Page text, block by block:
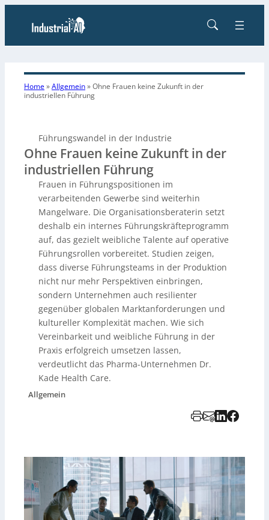
Home»Allgemein»Ohne Frauen keine Zukunft in der
industriellen Führung
Führungswandel in der Industrie
Ohne Frauen keine Zukunft in der
industriellen Führung
Frauen in Führungspositionen im
verarbeitenden Gewerbe sind weiterhin
Mangelware. Die Organisationsberaterin setzt
deshalb ein internes Führungskräfteprogramm
auf, das gezielt weibliche Talente auf operative
Führungsrollen vorbereitet. Studien zeigen,
dass diverse Führungsteams in der Produktion
nicht nur mehr Perspektiven einbringen,
sondern Unternehmen auch resilienter
gegenüber globalen Marktanforderungen und
kultureller Komplexität machen. Wie sich
Vereinbarkeit und weibliche Führung in der
Praxis erfolgreich umsetzen lassen,
verdeutlicht das Pharma-Unternehmen Dr.
Kade Health Care.
Allgemein